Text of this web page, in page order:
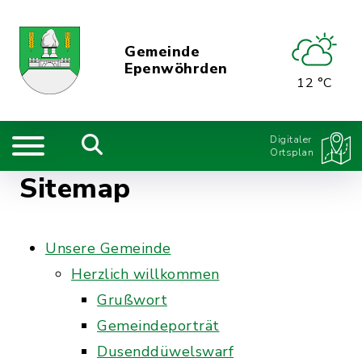
Gemeinde
Epenwöhrden
12 °C
Digitaler
Ortsplan
Sitemap
Unsere Gemeinde
Herzlich willkommen
Grußwort
Gemeindeporträt
Dusenddüwelswarf